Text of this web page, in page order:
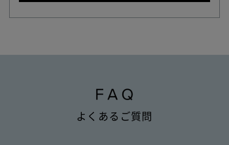
よくあるご質問